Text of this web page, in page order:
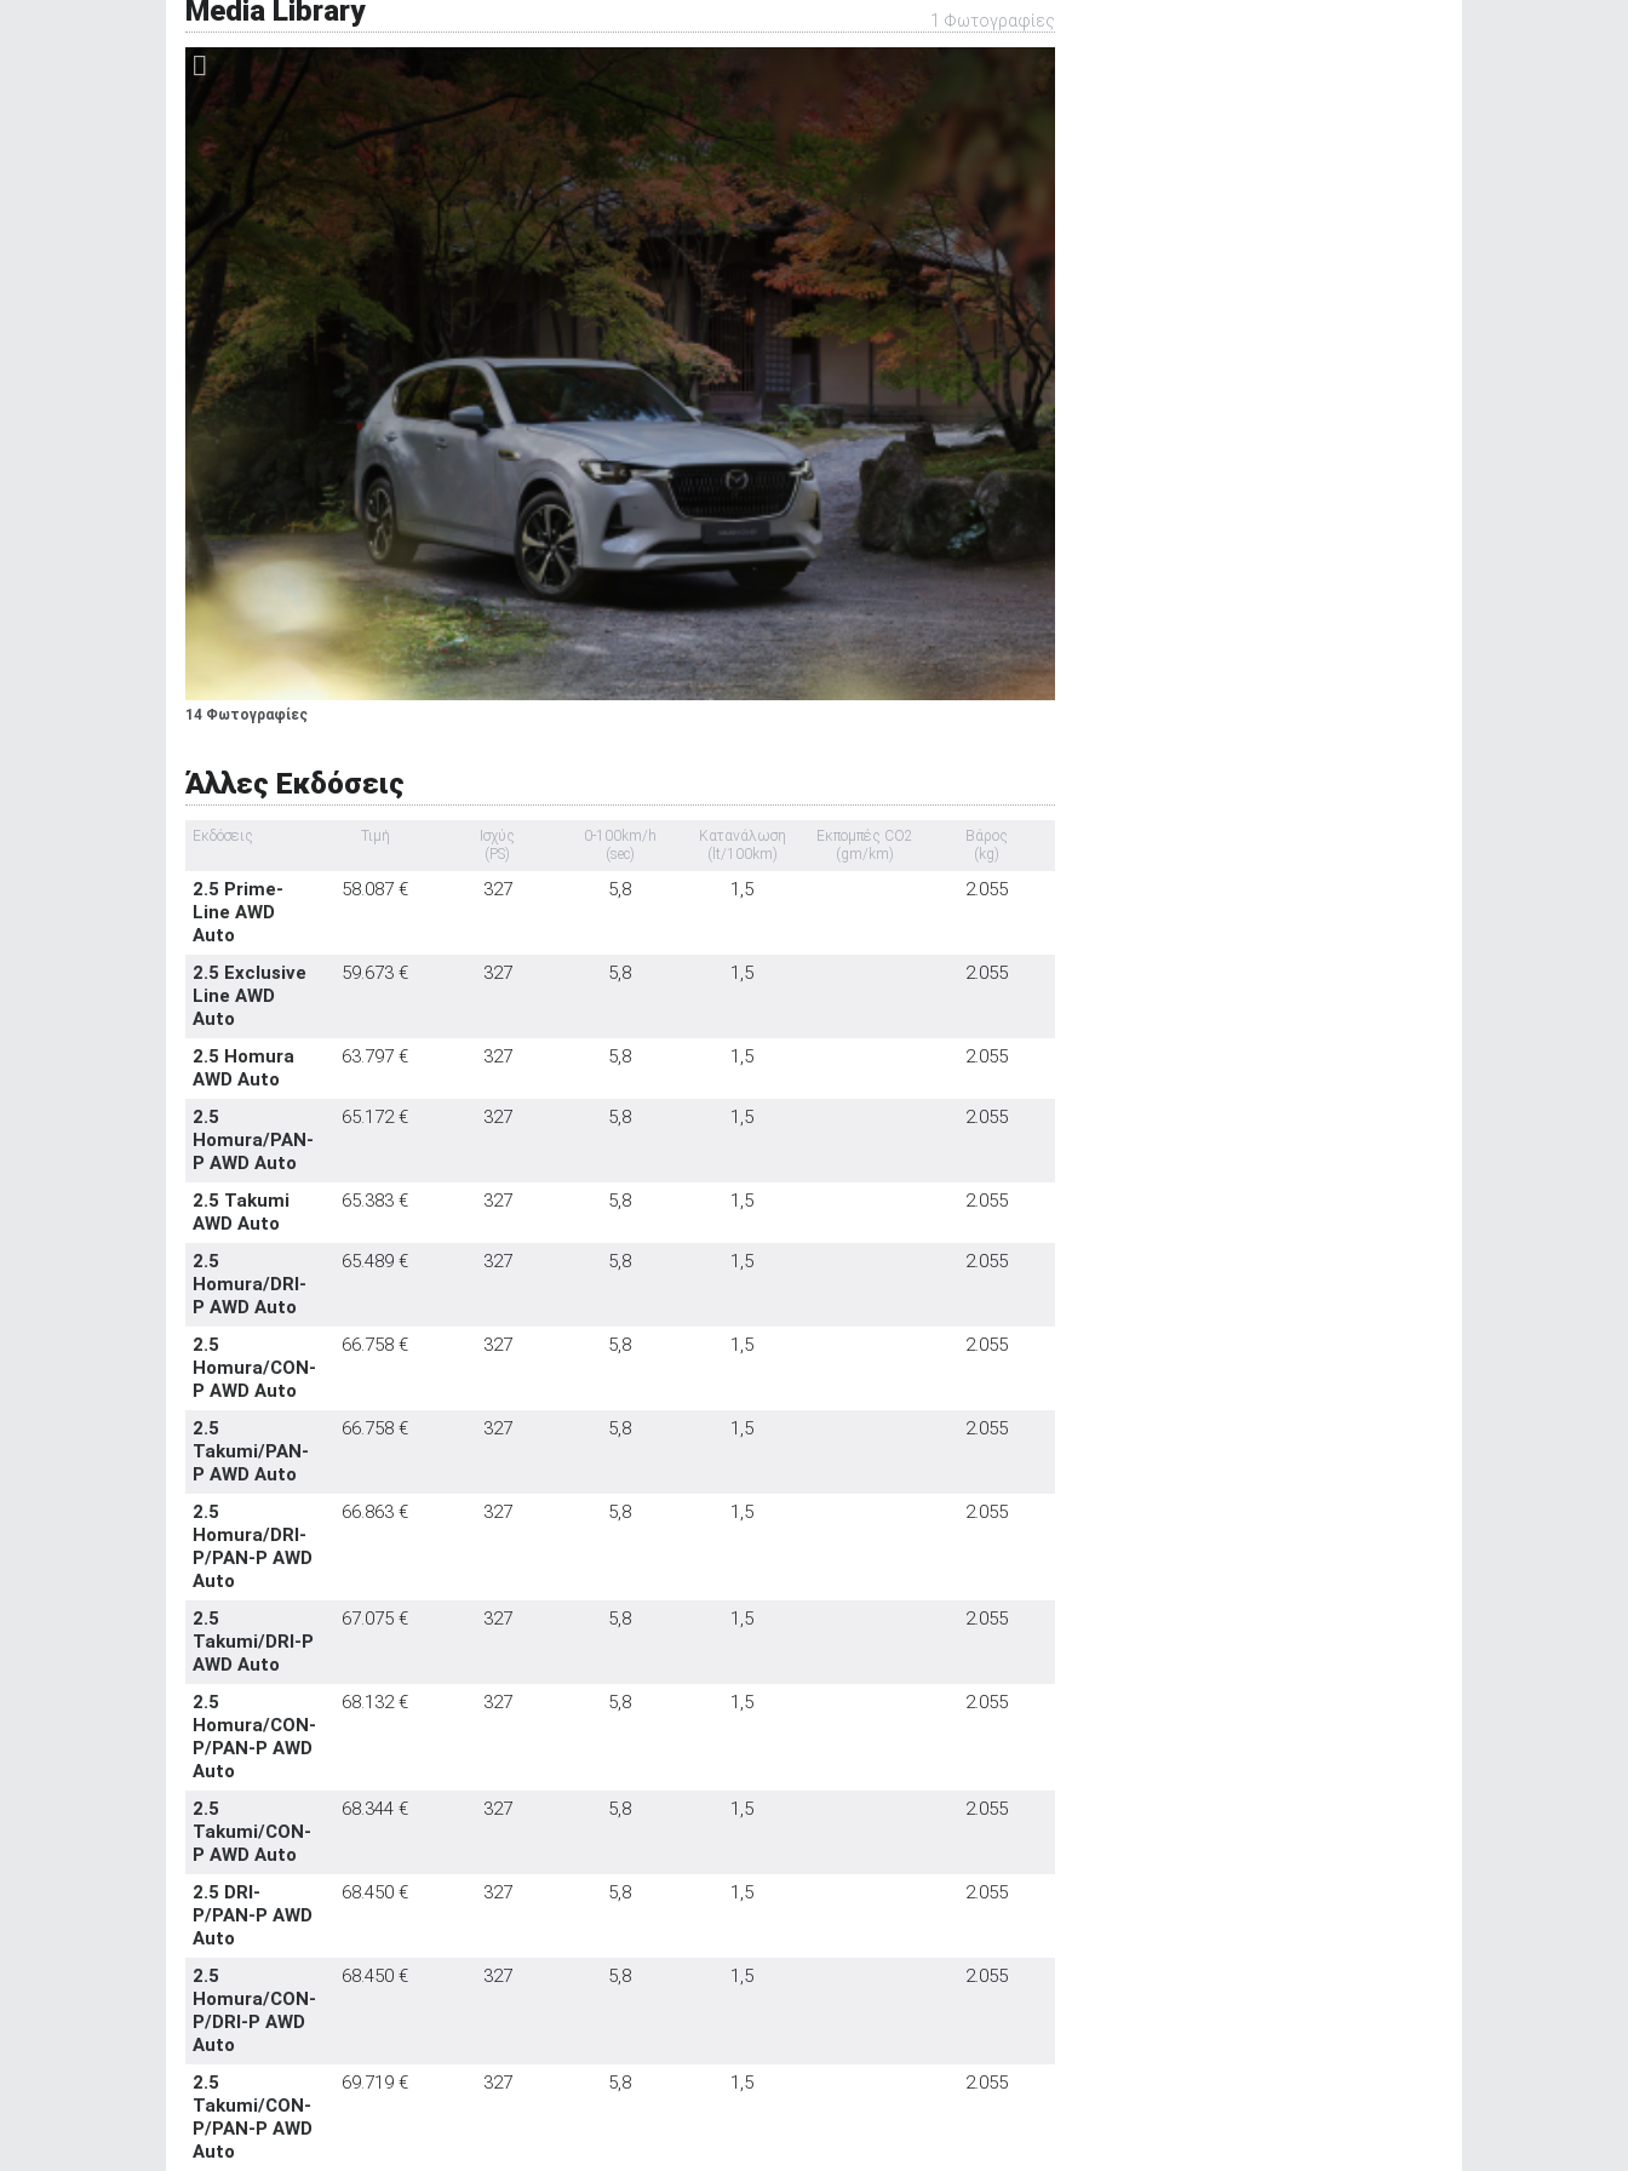
Media Library 1 Φωτογραφίες
14 Φωτογραφίες
Άλλες Εκδόσεις
Εκδόσεις Τιμή
Ισχύς
(PS)
0-100km/h
(sec)
Κατανάλωση
(lt/100km)
Εκπομπές CO2
(gm/km)
Βάρος
(kg)
2.5 Prime-
Line AWD
Auto
58.087 € 327 5,8 1,5 2.055
2.5 Exclusive
Line AWD
Auto
59.673 € 327 5,8 1,5 2.055
2.5 Homura
AWD Auto
63.797 € 327 5,8 1,5 2.055
2.5
Homura/PAN-
P AWD Auto
65.172 € 327 5,8 1,5 2.055
2.5 Takumi
AWD Auto
65.383 € 327 5,8 1,5 2.055
2.5
Homura/DRI-
P AWD Auto
65.489 € 327 5,8 1,5 2.055
2.5
Homura/CON-
P AWD Auto
66.758 € 327 5,8 1,5 2.055
2.5
Takumi/PAN-
P AWD Auto
66.758 € 327 5,8 1,5 2.055
2.5
Homura/DRI-
P/PAN-P AWD
Auto
66.863 € 327 5,8 1,5 2.055
2.5
Takumi/DRI-P
AWD Auto
67.075 € 327 5,8 1,5 2.055
2.5
Homura/CON-
P/PAN-P AWD
Auto
68.132 € 327 5,8 1,5 2.055
2.5
Takumi/CON-
P AWD Auto
68.344 € 327 5,8 1,5 2.055
2.5 DRI-
P/PAN-P AWD
Auto
68.450 € 327 5,8 1,5 2.055
2.5
Homura/CON-
P/DRI-P AWD
Auto
68.450 € 327 5,8 1,5 2.055
2.5
Takumi/CON-
P/PAN-P AWD
Auto
69.719 € 327 5,8 1,5 2.055